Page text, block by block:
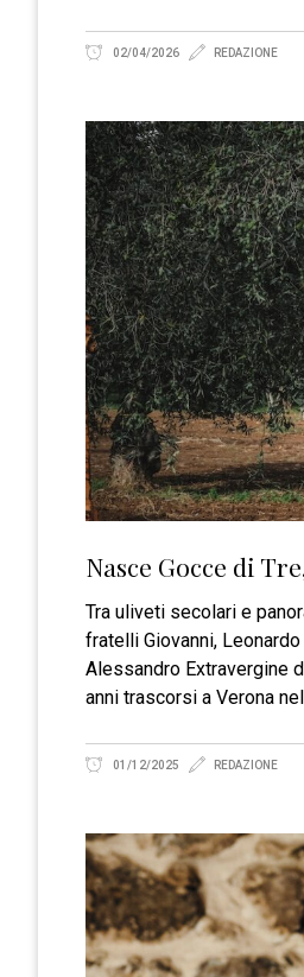
02/04/2026 REDAZIONE
Nasce Gocce di
Tra uliveti secolari e
fratelli Giovanni,
Alessandro Extravergine
anni trascorsi a Verona
01/12/2025 REDAZIONE